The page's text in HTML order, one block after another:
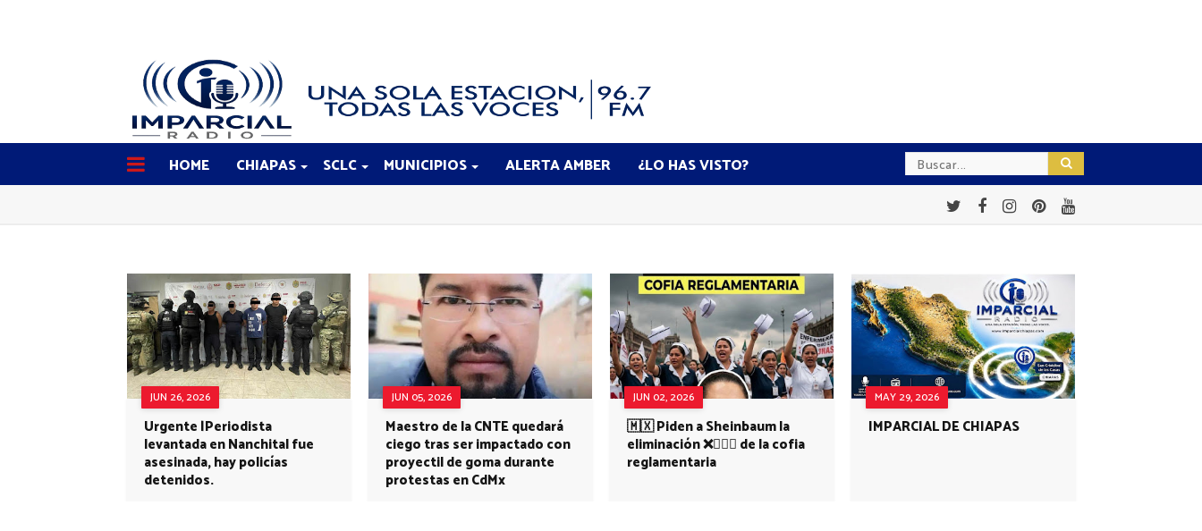
HOME CHIAPAS SCLC MUNICIPIOS ALERTA AMBER ¿LO HAS VISTO?
JUN 26, 2026
Urgente |Periodista
levantada en Nanchital fue
asesinada, hay policías
detenidos.
JUN 05, 2026
Maestro de la CNTE quedará
ciego tras ser impactado con
proyectil de goma durante
protestas en CdMx
JUN 02, 2026
🇲🇽 Piden a Sheinbaum la
eliminación ❌👩🏻‍⚕️ de la cofia
reglamentaria
MAY 29, 2026
IMPARCIAL DE CHIAPAS